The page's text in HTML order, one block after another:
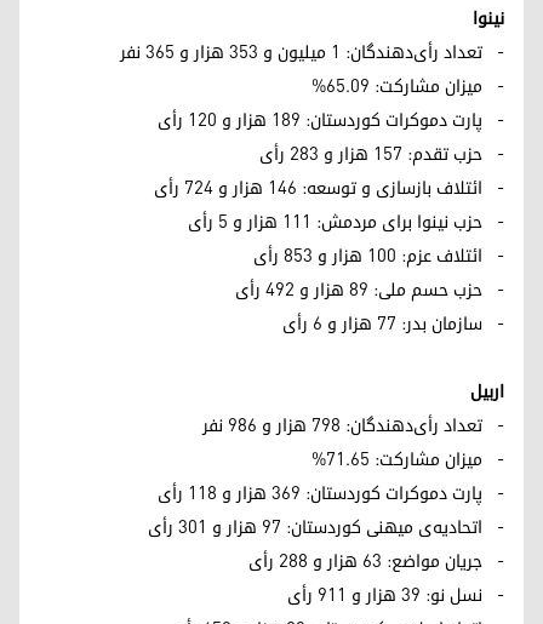
نینوا
- تعداد رأی‌دهندگان: ۱ میلیون و ۳۵۳ هزار و ۳۶۵ نفر
- میزان مشارکت: ۶۵.۰۹%
- پارت دموکرات کوردستان: ۱۸۹ هزار و ۱۲۰ رأی
- حزب تقدم: ۱۵۷ هزار و ۲۸۳ رأی
- ائتلاف بازسازی و توسعه: ۱۴۶ هزار و ۷۲۴ رأی
- حزب نینوا برای مردمش: ۱۱۱ هزار و ۵ رأی
- ائتلاف عزم: ۱۰۰ هزار و ۸۵۳ رأی
- حزب حسم ملی: ۸۹ هزار و ۴۹۲ رأی
- سازمان بدر: ۷۷ هزار و ۶ رأی
اربیل
- تعداد رأی‌دهندگان: ۷۹۸ هزار و ۹۸۶ نفر
- میزان مشارکت: ۷۱.۶۵%
- پارت دموکرات کوردستان: ۳۶۹ هزار و ۱۱۸ رأی
- اتحادیه‌ی میهنی کوردستان: ۹۷ هزار و ۳۰۱ رأی
- جریان مواضع: ۶۳ هزار و ۲۸۸ رأی
- نسل نو: ۳۹ هزار و ۹۱۱ رأی